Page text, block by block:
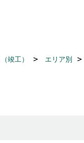
竣工） エリア別